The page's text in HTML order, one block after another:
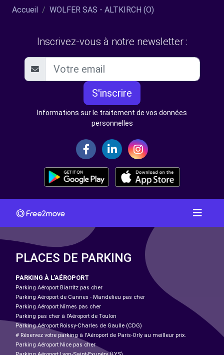
Accueil WOLFER SAS - ALTKIRCH (O)
Inscrivez-vous à notre newsletter :
S'inscrire
Informations sur le traitement de vos données
personnelles
PLACES DE PARKING
PARKING À L'AÉROPORT
Parking Aéroport Biarritz pas cher
Parking Aéroport de Cannes - Mandelieu pas cher
Parking Aéroport Nîmes pas cher
Parking pas cher à l’Aéroport de Toulon
Parking Aéroport Roissy-Charles de Gaulle (CDG)
# Réservez votre parking à l'Aéroport de Paris-Orly au meilleur prix.
Parking Aéroport Nice pas cher